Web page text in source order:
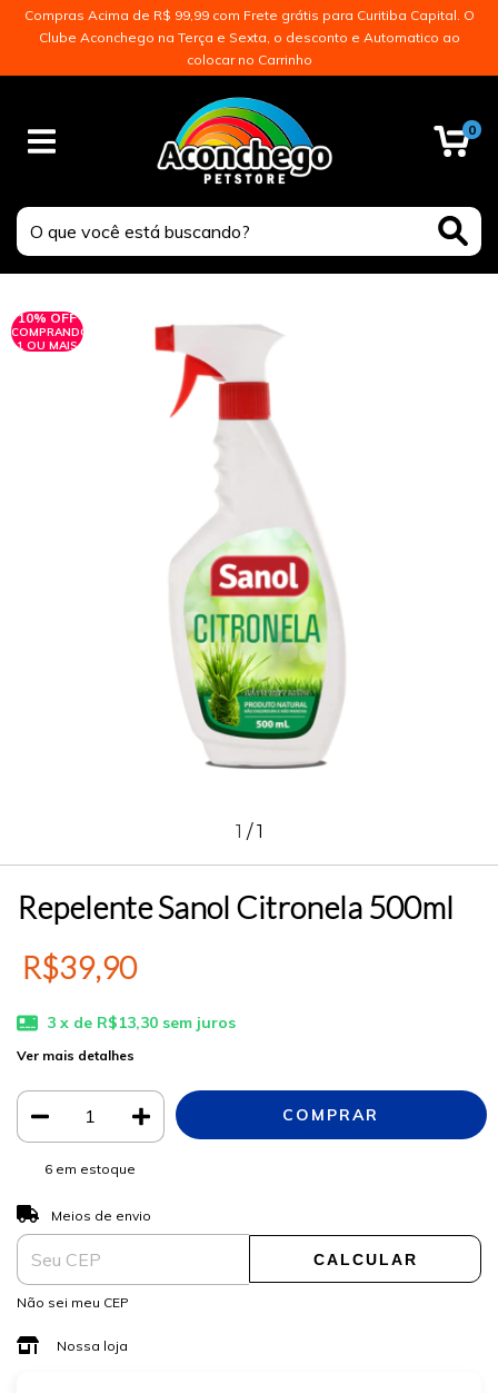
Compras Acima de R$ 99,99 com Frete grátis para Curitiba Capital. O
Clube Aconchego na Terça e Sexta, o desconto e Automatico ao
colocar no Carrinho
0
10% OFF
COMPRANDO
1 OU MAIS
1 /1
Repelente Sanol Citronela 500ml
R$39,90
3 x de R$13,30 sem juros
Ver mais detalhes
6 em estoque
Entregas para o CEP:
Meios de envio
CALCULAR
Não sei meu CEP
Nossa loja